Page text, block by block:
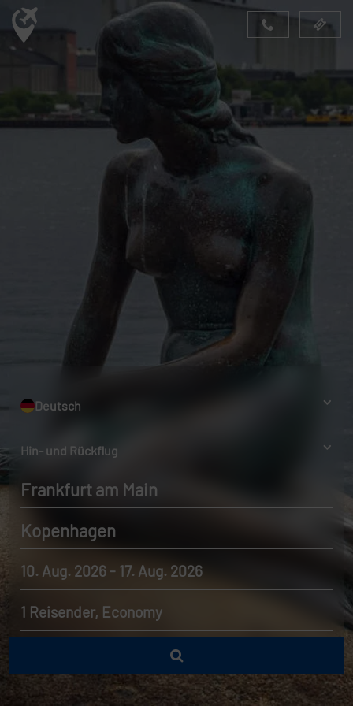
Deutsch
Hin- und Rückflug
Frankfurt am Main
Kopenhagen
10. Aug. 2026 - 17. Aug. 2026
1 Reisender, Economy